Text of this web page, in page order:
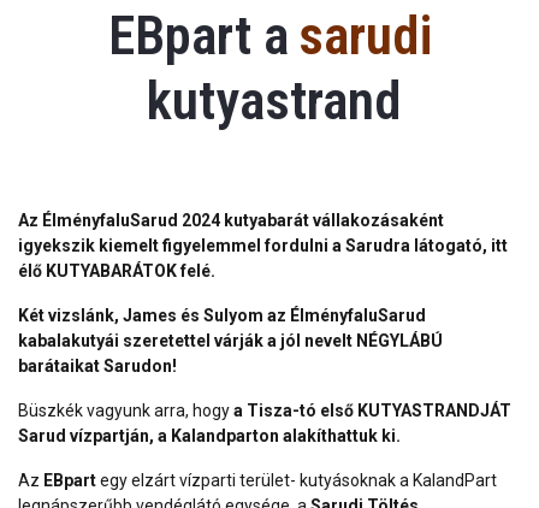
EBpart a sarudi
kutyastrand
Az ÉlményfaluSarud 2024 kutyabarát vállakozásaként
igyekszik kiemelt figyelemmel fordulni a Sarudra látogató, itt
élő KUTYABARÁTOK felé.
Két vizslánk, James és Sulyom az ÉlményfaluSarud
kabalakutyái szeretettel várják a jól nevelt NÉGYLÁBÚ
barátaikat Sarudon!
Büszkék vagyunk arra, hogya Tisza-tó első KUTYASTRANDJÁT
Sarud vízpartján, a Kalandparton alakíthattuk ki.
Az EBpartegy elzárt vízparti terület- kutyásoknak a KalandPart